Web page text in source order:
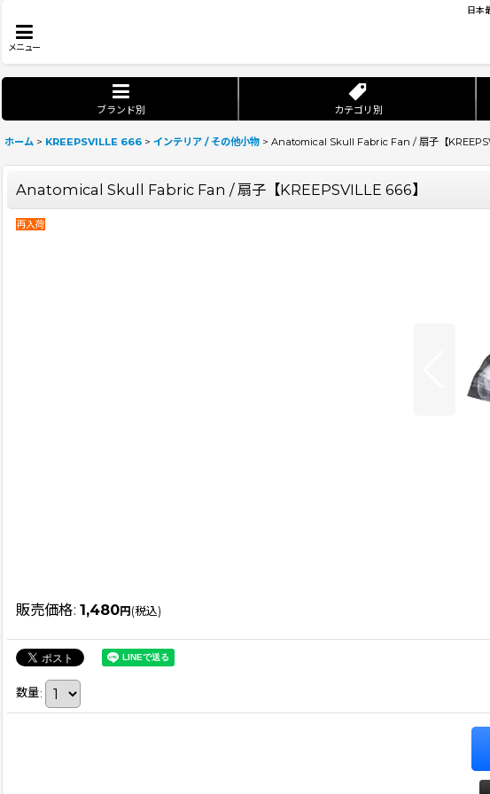
日本
メニュー
ブランド別 カテゴリ別
ホーム > KREEPSVILLE 666 > インテリア / その他小物 > Anatomical Skull Fabric Fan / 扇子【
Anatomical Skull Fabric Fan / 扇子【KREEPSVILLE 666】
販売価格: 1,480円 (税込)
数量: